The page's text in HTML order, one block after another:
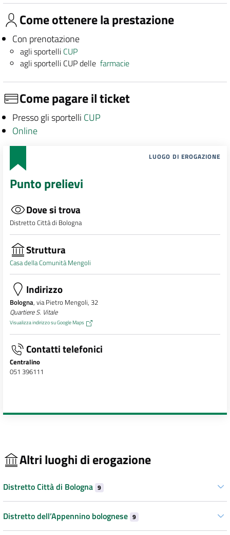
Come ottenere la prestazione
Con prenotazione
agli sportelli CUP
agli sportelli CUP dellefarmacie
Come pagare il ticket
Presso gli sportelli CUP
Online
LUOGO DI EROGAZIONE
Punto prelievi
Dove si trova
Distretto Città di Bologna
Struttura
Casa della Comunità Mengoli
Indirizzo
Bologna, via Pietro Mengoli, 32
Quartiere S. Vitale
Visualizza indirizzo su Google Maps
Contatti telefonici
Centralino
051 396111
Altri luoghi di erogazione
Distretto Città di Bologna 9
Distretto dell’Appennino bolognese 9